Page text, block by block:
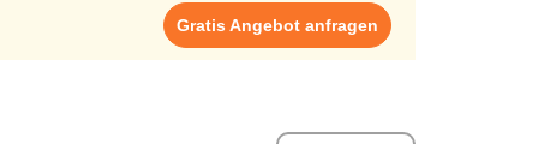
Gratis Angebot anfragen